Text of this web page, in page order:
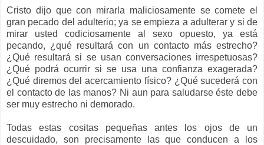
Cristo dijo que con mirarla maliciosamente se comete el
gran pecado del adulterio; ya se empieza a adulterar y si de
mirar usted codiciosamente al sexo opuesto, ya está
pecando, ¿qué resultará con un contacto más estrecho?
¿Qué resultará si se usan conversaciones irrespetuosas?
¿Qué podrá ocurrir si se usa una confianza exagerada?
¿Qué diremos del acercamiento físico? ¿Qué sucederá con
el contacto de las manos? Ni aun para saludarse éste debe
ser muy estrecho ni demorado.
Todas estas cositas pequeñas antes los ojos de un
descuidado, son precisamente las que conducen a los